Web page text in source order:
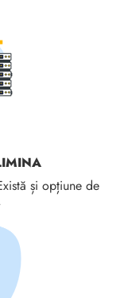
și opțiune de